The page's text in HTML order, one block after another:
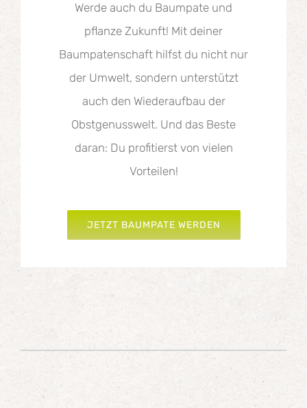
Werde auch du Baumpate und
pflanze Zukunft! Mit deiner
Baumpatenschaft hilfst du nicht nur
der Umwelt, sondern unterstützt
auch den Wiederaufbau der
Obstgenusswelt. Und das Beste
daran: Du profitierst von vielen
Vorteilen!
JETZT BAUMPATE WERDEN